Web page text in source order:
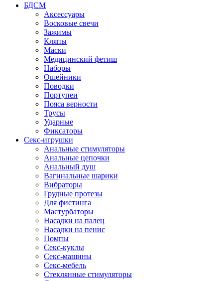
БДСМ
Аксессуары
Восковые свечи
Зажимы
Кляпы
Маски
Медицинский фетиш
Наборы
Ошейники
Поводки
Портупеи
Пояса верности
Трусы
Ударные
Фиксаторы
Секс-игрушки
Анальные стимуляторы
Анальные цепочки
Анальный душ
Вагинальные шарики
Вибраторы
Грудные протезы
Для фистинга
Мастурбаторы
Насадки на палец
Насадки на пенис
Помпы
Секс-куклы
Секс-машины
Секс-мебель
Стеклянные стимуляторы